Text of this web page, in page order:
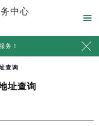
中心

务！ 
查询
址查询